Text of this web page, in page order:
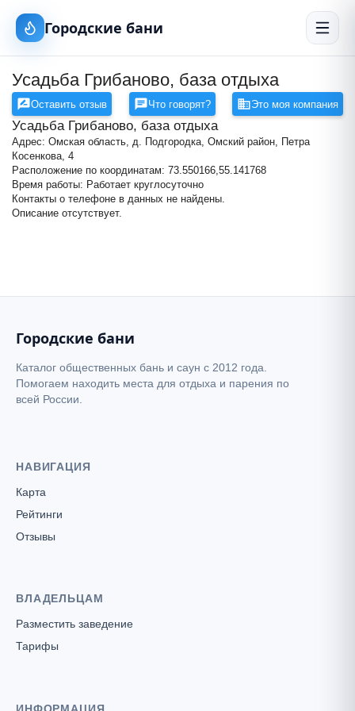
Городские бани
Усадьба Грибаново, база отдыха
Оставить отзыв Что говорят? Это моя компания
Усадьба Грибаново, база отдыха
Адрес: Омская область, д. Подгородка, Омский район, Петра
Косенкова, 4
Расположение по координатам: 73.550166,55.141768
Время работы: Работает круглосуточно
Контакты о телефоне в данных не найдены.
Описание отсутствует.
Усадьба Грибаново, база отдыха
Городские бани
Каталог общественных бань и саун с 2012 года.
Помогаем находить места для отдыха и парения по
всей России.
НАВИГАЦИЯ
Карта
Рейтинги
Отзывы
ВЛАДЕЛЬЦАМ
Разместить заведение
Тарифы